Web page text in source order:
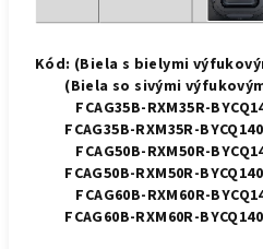
Kód: (Biela s bielymi
(Biela so sivými
FCAG35B-
FCAG35B-RXM35R-
FCAG50B-
FCAG50B-RXM50R-
FCAG60B-
FCAG60B-RXM60R-